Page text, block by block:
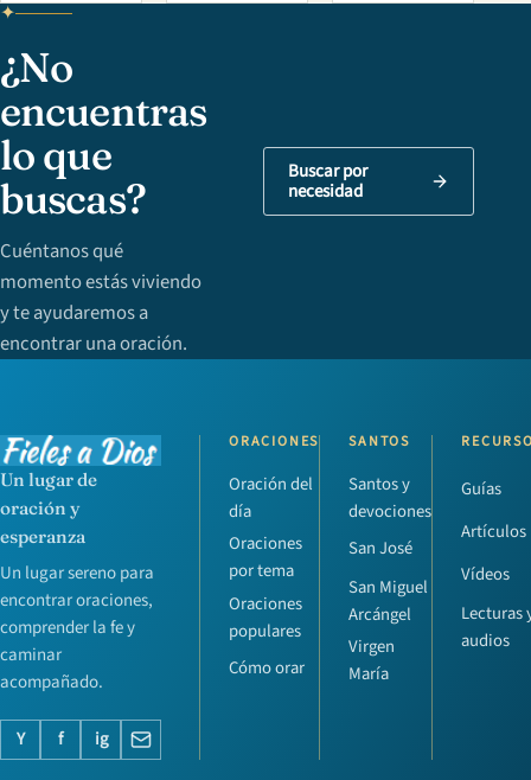
¿No
encuentras
lo que
buscas?
Cuéntanos qué
momento estás viviendo
y te ayudaremos a
encontrar una oración.
Buscar por
necesidad
Un lugar de
oración y
esperanza
Un lugar sereno para
encontrar oraciones,
comprender la fe y
caminar
acompañado.
Y f ig
ORACIONES
Oración del
día
Oraciones
por tema
Oraciones
populares
Cómo orar
SANTOS
Santos y
devociones
San José
San Miguel
Arcángel
Virgen
María
Guías
Artículos
Vídeos
Lecturas
audios